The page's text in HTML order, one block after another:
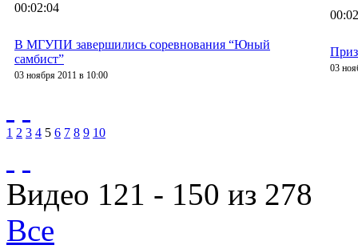
00:02:04
В МГУПИ завершились соревнования “Юный
самбист”
03 ноября 2011 в 10:00
03
1 2 3 4 5 6 7 8 9 10
Видео 121 - 150 из 278
Все